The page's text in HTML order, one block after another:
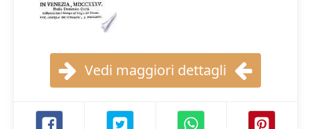
Vedi maggiori dettagli